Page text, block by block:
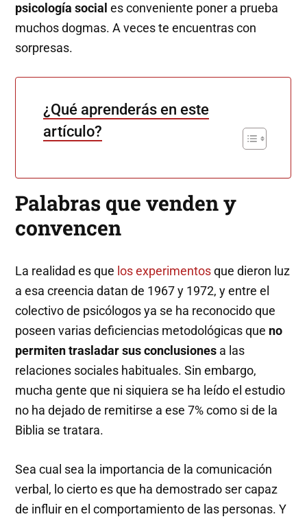
psicología social es conveniente poner a prueba
muchos dogmas. A veces te encuentras con
sorpresas.
¿Qué aprenderás en este
artículo?
Palabras que venden y
convencen
La realidad es que los experimentosque dieron luz
a esa creencia datan de 1967 y 1972, y entre el
colectivo de psicólogos ya se ha reconocido que
poseen varias deficiencias metodológicas que no
permiten trasladar sus conclusiones a las
relaciones sociales habituales. Sin embargo,
mucha gente que ni siquiera se ha leído el estudio
no ha dejado de remitirse a ese 7% como si de la
Biblia se tratara.
Sea cual sea la importancia de la comunicación
verbal, lo cierto es que ha demostrado ser capaz
de influir en el comportamiento de las personas. Y